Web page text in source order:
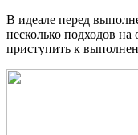
В идеале перед
несколько подходов
приступить к